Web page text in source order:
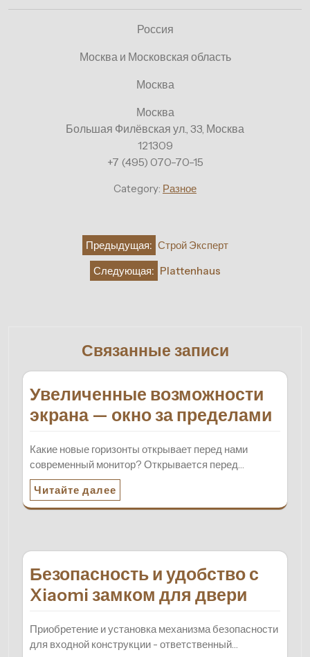
Россия
Москва и Московская область
Москва
Москва
Большая Филёвская ул., 33, Москва
121309
+7 (495) 070-70-15
Category: Разное
НавигацияПредыдущая: Строй Эксперт
Следующая: Plattenhaus
Связанные записи
Увеличенные возможности
экрана — окно за пределами
Какие новые горизонты открывает перед нами
современный монитор? Открывается перед…
Читайте далее
Безопасность и удобство с
Xiaomi замком для двери
Приобретение и установка механизма безопасности
для входной конструкции - ответственный…